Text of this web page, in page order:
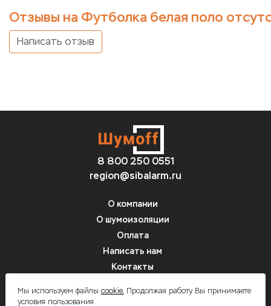
Отзывы на Футболка белая поло
Написать отзыв
8 800 250 0551
region@sibalarm.ru
О компании
О шумоизоляции
Оплата
Написать нам
Контакты
Мы используем файлы cookie.Продолжая работу Вы принимаете
условия пользования